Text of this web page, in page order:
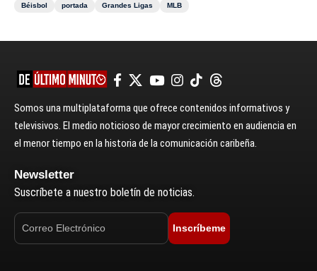
Béisbol
portada Grandes Ligas MLB
Somos una multiplataforma que ofrece contenidos informativos y
televisivos. El medio noticioso de mayor crecimiento en audiencia en
el menor tiempo en la historia de la comunicación caribeña.
Newsletter
Suscríbete a nuestro boletín de noticias.
Inscríbeme